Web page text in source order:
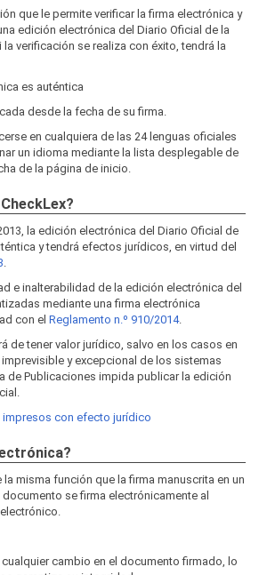
que le permite verificar la firma electrónica y
edición electrónica del Diario Oficial de la
la verificación se realiza con éxito, tendrá la
es auténtica
desde la fecha de su firma.
en cualquiera de las 24 lenguas oficiales
un idioma mediante la lista desplegable de
de la página de inicio.
la edición electrónica del Diario Oficial de
y tendrá efectos jurídicos, en virtud del
.
e inalterabilidad de la edición electrónica del
mediante una firma electrónica
con el Reglamento n.º 910/2014.
de tener valor jurídico, salvo en los casos en
y excepcional de los sistemas
de Publicaciones impida publicar la edición
impresos con efecto jurídico
misma función que la firma manuscrita en un
se firma electrónicamente al
cambio en el documento firmado, lo